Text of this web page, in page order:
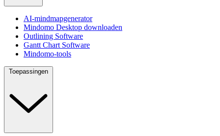
AI-mindmapgenerator
Mindomo Desktop downloaden
Outlining Software
Gantt Chart Software
Mindomo-tools
Toepassingen